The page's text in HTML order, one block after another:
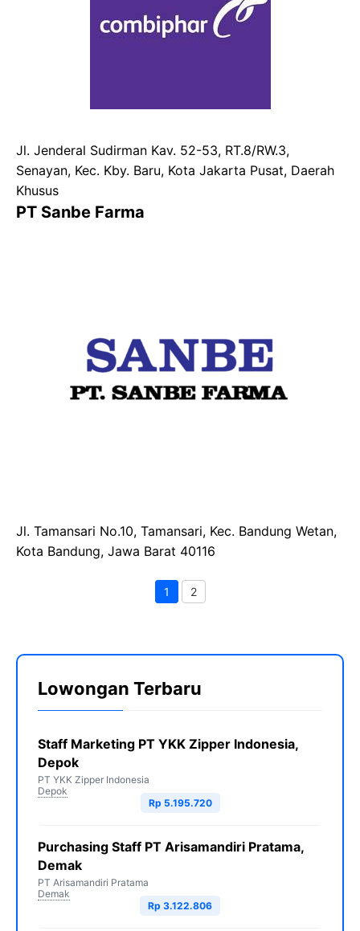
Jl. Jenderal Sudirman Kav. 52-53, RT.8/RW.3,
Senayan, Kec. Kby. Baru, Kota Jakarta Pusat, Daerah
Khusus
PT Sanbe Farma
Jl. Tamansari No.10, Tamansari, Kec. Bandung Wetan,
Kota Bandung, Jawa Barat 40116
Halaman
1 2
Lowongan Terbaru
Staff Marketing PT YKK Zipper Indonesia,
Depok
PT YKK Zipper Indonesia
Depok
Rp 5.195.720
Purchasing Staff PT Arisamandiri Pratama,
Demak
PT Arisamandiri Pratama
Demak
Rp 3.122.806